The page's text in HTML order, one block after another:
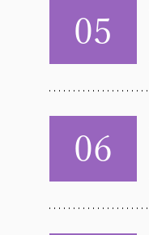
05
06